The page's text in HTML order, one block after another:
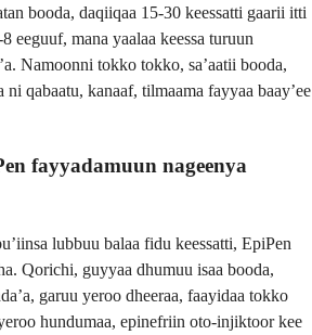
booda, daqiiqaa 15-30 keessatti gaarii itti
eeguuf, mana yaalaa keessa turuun
Namoonni tokko tokko, sa’aatii booda,
qabaatu, kanaaf, tilmaama fayyaa baay’ee
fayyadamuun nageenya
lubbuu balaa fidu keessatti, EpiPen
Qorichi, guyyaa dhumuu isaa booda,
garuu yeroo dheeraa, faayidaa tokko
hundumaa, epinefriin oto-injiktoor kee